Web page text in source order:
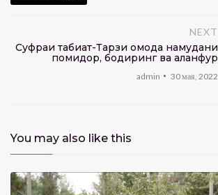
NEXT
Суфраи табиат-Тарзи омода намудани
помидор, бодиринг ва қаланфур
admin 30 мая, 2022
You may also like this